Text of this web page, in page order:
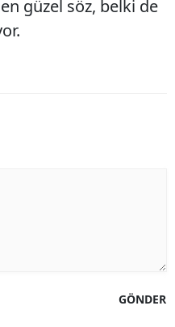
güzel söz, belki de
GÖNDER